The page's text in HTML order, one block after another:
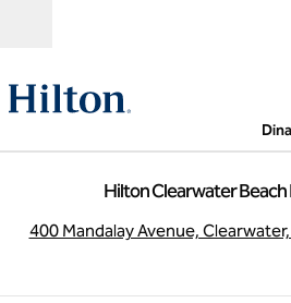
Hilton Clearwater Beach
400 Mandalay Avenue,